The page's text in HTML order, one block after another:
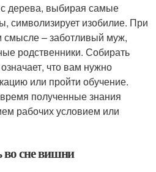
дерева, выбирая самые
символизирует изобилие. При
– заботливый муж,
родственники. Собирать
что вам нужно
или пройти обучение.
полученные знания
рабочих условием или
сне вишни